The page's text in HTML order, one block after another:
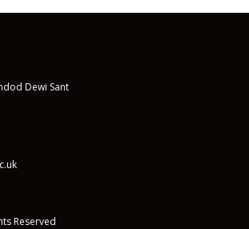
Dewi Sant
Reserved